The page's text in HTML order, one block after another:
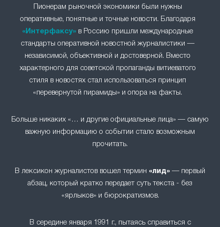
Пионерам рыночной экономики были нужны
оперативные, понятные и точные новости. Благодаря
«Интерфаксу» в Россию пришли международные
стандарты оперативной новостной журналистики —
независимой, объективной и достоверной. Вместо
характерного для советской пропаганды витиеватого
стиля в новостях стал использоваться принцип
«перевернутой пирамиды» и опора на факты.
Больше никаких «… и другие официальные лица» — самую
важную информацию о событии стало возможным
прочитать.
В лексикон журналистов вошел термин «лид» — первый
абзац, который кратко передает суть текста - без
«ярлыков» и бюрократизмов.
В середине января 1991 г., пытаясь справиться с